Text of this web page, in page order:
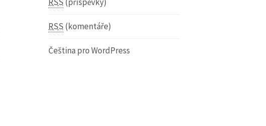
RSS (komentáře)
Čeština pro WordPress